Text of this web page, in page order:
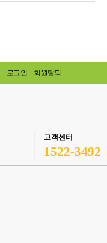
로그인 회원탈퇴
고객센터
1522-3492